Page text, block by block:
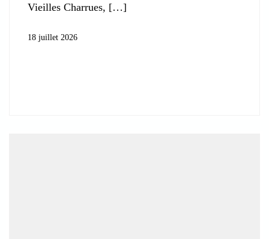
Vieilles Charrues,
18 juillet 2026